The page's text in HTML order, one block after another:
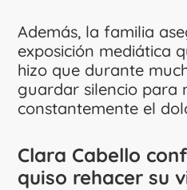
Además, la familia
exposición mediática
hizo que durante
guardar silencio para
constantemente el
Clara Cabello
quiso rehacer su